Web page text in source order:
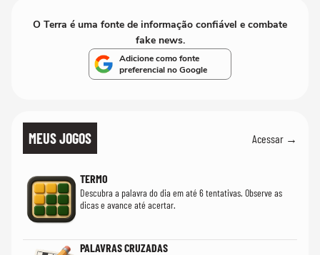
O Terra é uma fonte de informação confiável e combate
fake news.
Adicione como fonte
preferencial no Google
MEUS JOGOS Acessar →
TERMO
Descubra a palavra do dia em até 6 tentativas. Observe as
dicas e avance até acertar.
PALAVRAS CRUZADAS